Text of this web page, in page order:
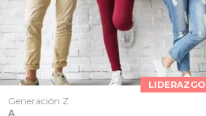
LIDERAZGO
Generación Z
A